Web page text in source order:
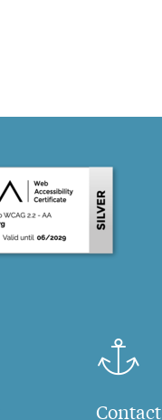
Contact